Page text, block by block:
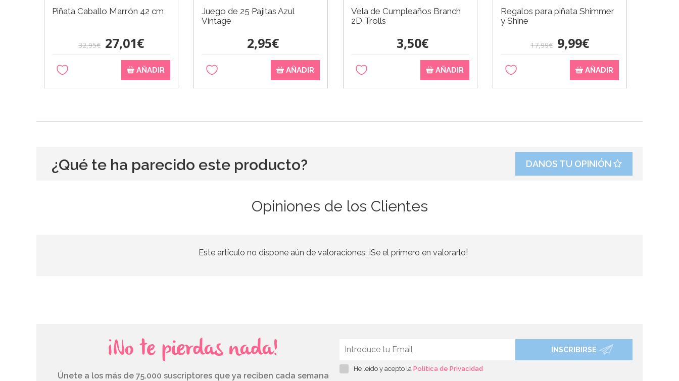
Piñata Caballo Marrón 42 cm
32,95€ 27,01€
AÑADIR
Juego de 25 Pajitas Azul
Vintage
2,95€
AÑADIR
Vela de Cumpleaños Branch
2D Trolls
3,50€
AÑADIR
Regalos para piñata Shimmer
y Shine
17,99€ 9,99€
AÑADIR
¿Qué te ha parecido este producto? DANOS TU OPINIÓN
Opiniones de los Clientes
Este artículo no dispone aún de valoraciones. ¡Se el primero en valorarlo!
¡No te pierdas nada!
Únete a los más de 75.000 suscriptores que ya reciben cada semana
INSCRIBIRSE
He leído y acepto la Política de Privacidad